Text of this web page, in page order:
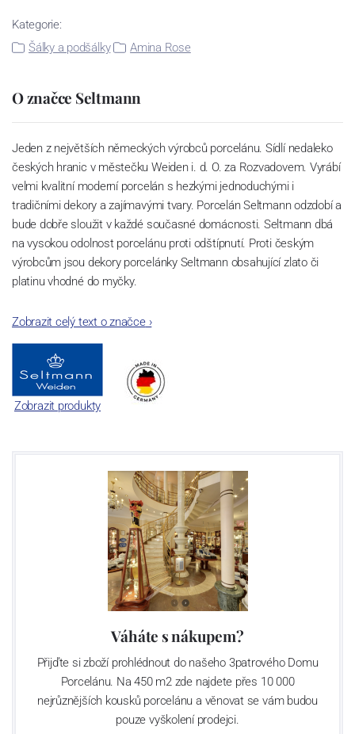
Kategorie:
Šálky a podšálky
Amina Rose
O značce Seltmann
Jeden z největších německých výrobců porcelánu. Sídlí nedaleko
českých hranic v městečku Weiden i. d. O. za Rozvadovem. Vyrábí
velmi kvalitní moderní porcelán s hezkými jednoduchými i
tradičními dekory a zajímavými tvary. Porcelán Seltmann odzdobí a
bude dobře sloužit v každé současné domácnosti. Seltmann dbá
na vysokou odolnost porcelánu proti odštípnutí. Proti českým
výrobcům jsou dekory porcelánky Seltmann obsahující zlato či
platinu vhodné do myčky.
Zobrazit celý text o značce›
Zobrazit produkty
Váháte s nákupem?
Přijďte si zboží prohlédnout do našeho 3patrového Domu
Porcelánu. Na 450 m2 zde najdete přes 10 000
nejrůznějších kousků porcelánu a věnovat se vám budou
pouze vyškolení prodejci.